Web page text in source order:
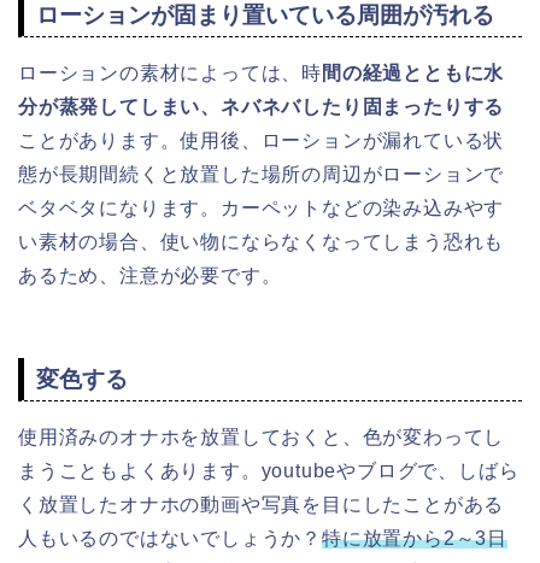
ローションが固まり置いている周囲が汚れる
ローションの素材によっては、時間の経過とともに水
分が蒸発してしまい、ネバネバしたり固まったりする
ことがあります。使用後、ローションが漏れている状
態が長期間続くと放置した場所の周辺がローションで
ベタベタになります。カーペットなどの染み込みやす
い素材の場合、使い物にならなくなってしまう恐れも
あるため、注意が必要です。
変色する
使用済みのオナホを放置しておくと、色が変わってし
まうこともよくあります。youtubeやブログで、しばら
く放置したオナホの動画や写真を目にしたことがある
人もいるのではないでしょうか？特に放置から2～3日